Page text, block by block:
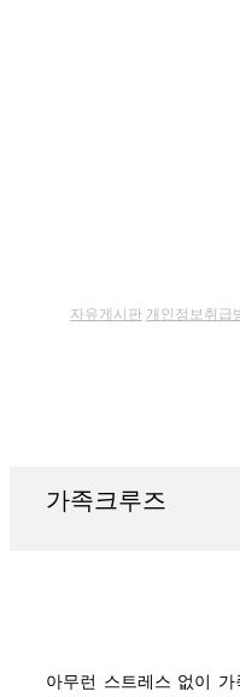
자유게시판 개인정보취급
가족크루즈
아무런 스트레스 없이